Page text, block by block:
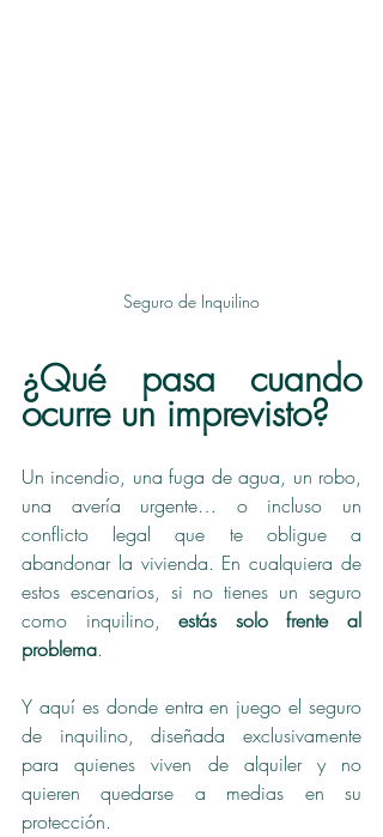
Seguro de Inquilino
¿Qué pasa cuando
ocurre un imprevisto?
Un incendio, una fuga de agua, un robo,
una avería urgente… o incluso un
conflicto legal que te obligue a
abandonar la vivienda. En cualquiera de
estos escenarios, si no tienes un seguro
como inquilino, estás solo frente al
problema.
Y aquí es donde entra en juego el seguro
de inquilino, diseñada exclusivamente
para quienes viven de alquiler y no
quieren quedarse a medias en su
protección.